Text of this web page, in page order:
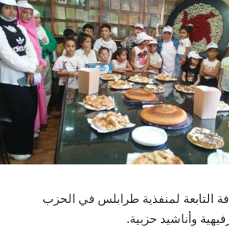
التابعة لمنفذية طرابلس في الحزب
وأناشيد حزبية.